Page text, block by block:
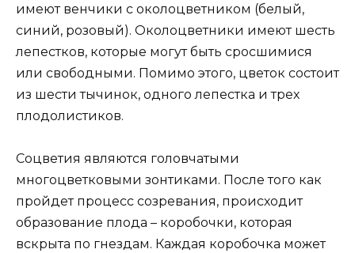
имеют венчики с околоцветником (белый,
синий, розовый). Околоцветники имеют шесть
лепестков, которые могут быть сросшимися
или свободными. Помимо этого, цветок состоит
из шести тычинок, одного лепестка и трех
плодолистиков.
Соцветия являются головчатыми
многоцветковыми зонтиками. После того как
пройдет процесс созревания, происходит
образование плода – коробочки, которая
вскрыта по гнездам. Каждая коробочка может